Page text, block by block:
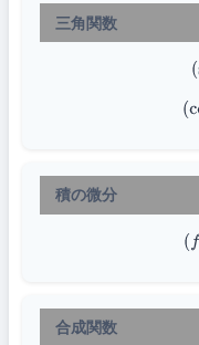
三角関数
積の微分
合成関数